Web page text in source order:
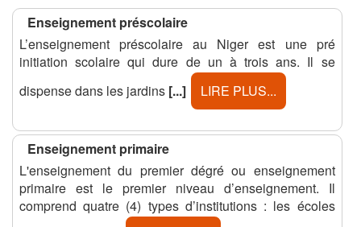
Enseignement préscolaire
L’enseignement préscolaire au Niger est une pré
initiation scolaire qui dure de un à trois ans. Il se
dispense dans les jardins [...] LIRE PLUS...
Enseignement primaire
L'enseignement du premier dégré ou enseignement
primaire est le premier niveau d’enseignement. Il
comprend quatre (4) types d’institutions : les écoles